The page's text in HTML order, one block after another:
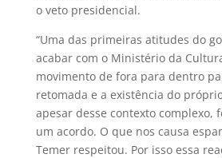
o veto presidencial.
“Uma das primeiras atitudes do
acabar com o Ministério da
movimento de fora para dentro
retomada e a existência do
apesar desse contexto complexo,
um acordo. O que nos causa
Temer respeitou. Por isso essa